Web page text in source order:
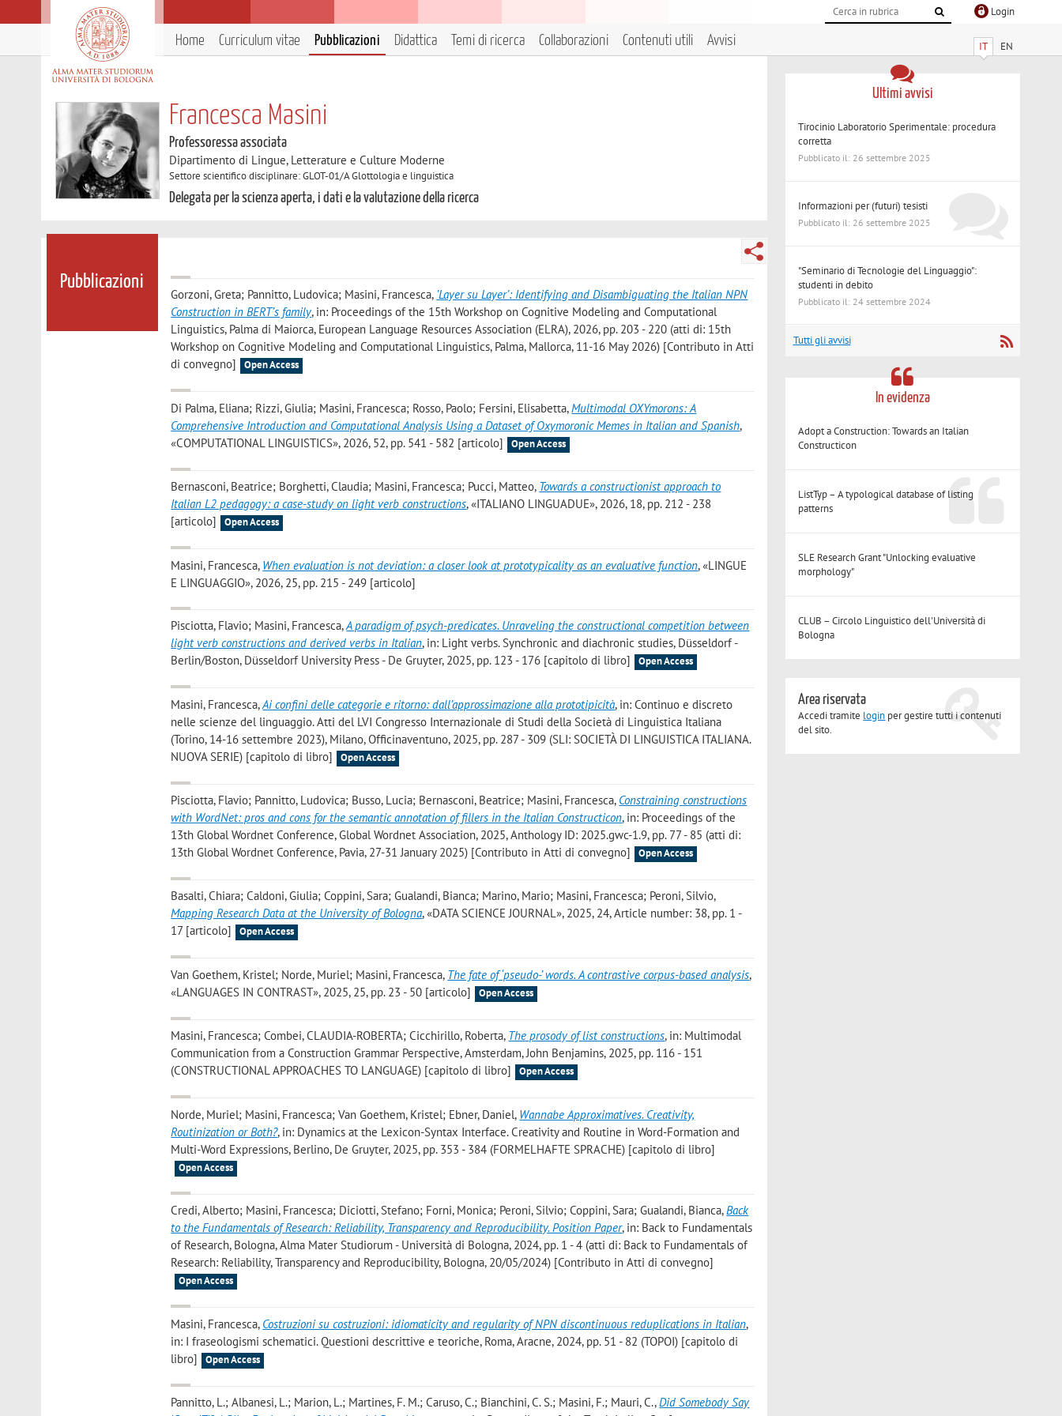
Login
IT EN
Home Curriculum vitae Pubblicazioni Didattica Temi di ricerca Collaborazioni Contenuti utili Avvisi
Francesca Masini
Professoressa associata
Dipartimento di Lingue, Letterature e Culture Moderne
Settore scientifico disciplinare: GLOT-01/A Glottologia e linguistica
Delegata per la scienza aperta, i dati e la valutazione della ricerca
Pubblicazioni
Gorzoni, Greta; Pannitto, Ludovica; Masini, Francesca, ’Layer su Layer’: Identifying and Disambiguating the Italian NPN
Construction in BERT’s family, in: Proceedings of the 15th Workshop on Cognitive Modeling and Computational
Linguistics, Palma di Maiorca, European Language Resources Association (ELRA), 2026, pp. 203 - 220 (atti di: 15th
Workshop on Cognitive Modeling and Computational Linguistics, Palma, Mallorca, 11-16 May 2026) [Contributo in Atti
di convegno]
Open Access
Di Palma, Eliana; Rizzi, Giulia; Masini, Francesca; Rosso, Paolo; Fersini, Elisabetta,Multimodal OXYmorons: A
Comprehensive Introduction and Computational Analysis Using a Dataset of Oxymoronic Memes in Italian and Spanish,
«COMPUTATIONAL LINGUISTICS», 2026, 52, pp. 541 - 582 [articolo]
Open Access
Bernasconi, Beatrice; Borghetti, Claudia; Masini, Francesca; Pucci, Matteo, Towards a constructionist approach to
Italian L2 pedagogy: a case-study on light verb constructions, «ITALIANO LINGUADUE», 2026, 18, pp. 212 - 238
[articolo]
Open Access
Masini, Francesca, When evaluation is not deviation: a closer look at prototypicality as an evaluative function, «LINGUE
E LINGUAGGIO», 2026, 25, pp. 215 - 249 [articolo]
Pisciotta, Flavio; Masini, Francesca,A paradigm of psych-predicates. Unraveling the constructional competition between
light verb constructions and derived verbs in Italian, in: Light verbs. Synchronic and diachronic studies, Düsseldorf -
Berlin/Boston, Düsseldorf University Press - De Gruyter, 2025, pp. 123 - 176 [capitolo di libro]
Open Access
Masini, Francesca,Ai confini delle categorie e ritorno: dall’approssimazione alla prototipicità, in: Continuo e discreto
nelle scienze del linguaggio. Atti del LVI Congresso Internazionale di Studi della Società di Linguistica Italiana
(Torino, 14-16 settembre 2023), Milano, Officinaventuno, 2025, pp. 287 - 309 (SLI: SOCIETÀ DI LINGUISTICA ITALIANA.
NUOVA SERIE) [capitolo di libro]
Open Access
Pisciotta, Flavio; Pannitto, Ludovica; Busso, Lucia; Bernasconi, Beatrice; Masini, Francesca, Constraining constructions
with WordNet: pros and cons for the semantic annotation of fillers in the Italian Constructicon, in: Proceedings of the
13th Global Wordnet Conference, Global Wordnet Association, 2025, Anthology ID: 2025.gwc-1.9, pp. 77 - 85 (atti di:
13th Global Wordnet Conference, Pavia, 27-31 January 2025) [Contributo in Atti di convegno]
Open Access
Basalti, Chiara; Caldoni, Giulia; Coppini, Sara; Gualandi, Bianca; Marino, Mario; Masini, Francesca; Peroni, Silvio,
Mapping Research Data at the University of Bologna, «DATA SCIENCE JOURNAL», 2025, 24, Article number: 38, pp. 1 -
17 [articolo]
Open Access
Van Goethem, Kristel; Norde, Muriel; Masini, Francesca, The fate of ‘pseudo-’ words. A contrastive corpus-based analysis,
«LANGUAGES IN CONTRAST», 2025, 25, pp. 23 - 50 [articolo]
Open Access
Masini, Francesca; Combei, CLAUDIA-ROBERTA; Cicchirillo, Roberta, The prosody of list constructions, in: Multimodal
Communication from a Construction Grammar Perspective, Amsterdam, John Benjamins, 2025, pp. 116 - 151
(CONSTRUCTIONAL APPROACHES TO LANGUAGE) [capitolo di libro]
Open Access
Norde, Muriel; Masini, Francesca; Van Goethem, Kristel; Ebner, Daniel, Wannabe Approximatives. Creativity,
Routinization or Both?, in: Dynamics at the Lexicon-Syntax Interface. Creativity and Routine in Word-Formation and
Multi-Word Expressions, Berlino, De Gruyter, 2025, pp. 353 - 384 (FORMELHAFTE SPRACHE) [capitolo di libro]
Open Access
Credi, Alberto; Masini, Francesca; Diciotti, Stefano; Forni, Monica; Peroni, Silvio; Coppini, Sara; Gualandi, Bianca,Back
to the Fundamentals of Research: Reliability, Transparency and Reproducibility. Position Paper, in: Back to Fundamentals
of Research, Bologna, Alma Mater Studiorum - Università di Bologna, 2024, pp. 1 - 4 (atti di: Back to Fundamentals of
Research: Reliability, Transparency and Reproducibility, Bologna, 20/05/2024) [Contributo in Atti di convegno]
Open Access
Masini, Francesca, Costruzioni su costruzioni: idiomaticity and regularity of NPN discontinuous reduplications in Italian,
in: I fraseologismi schematici. Questioni descrittive e teoriche, Roma, Aracne, 2024, pp. 51 - 82 (TOPOI) [capitolo di
libro]
Open Access
Pannitto, L.; Albanesi, L.; Marion, L.; Martines, F. M.; Caruso, C.; Bianchini, C. S.; Masini, F.; Mauri, C.,Did Somebody Say
Ultimi avvisi
Tirocinio Laboratorio Sperimentale: procedura
corretta
Pubblicato il: 26 settembre 2025
Informazioni per (futuri) tesisti
Pubblicato il: 26 settembre 2025
"Seminario di Tecnologie del Linguaggio":
studenti in debito
Pubblicato il: 24 settembre 2024
Tutti gli avvisi
In evidenza
Adopt a Construction: Towards an Italian
Constructicon
ListTyp – A typological database of listing
patterns
SLE Research Grant "Unlocking evaluative
morphology"
CLUB – Circolo Linguistico dell'Università di
Bologna
Area riservata
Accedi tramite login per gestire tutti i contenuti
del sito.